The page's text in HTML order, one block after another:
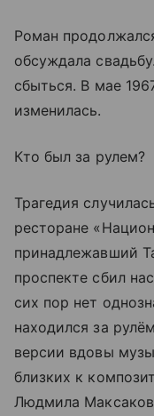
Роман
обсуждала
сбыться. В мае
изменилась.
Кто был за рулем?
Трагедия
ресторане
принадлежавший
проспекте сбил
сих пор нет
находился за
версии вдовы
близких к
Людмила